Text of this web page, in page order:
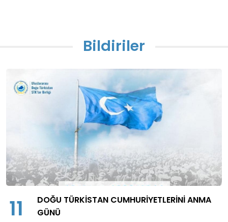
Bildiriler
11
DOĞU TÜRKISTAN CUMHURIYETLERINI ANMA
GÜNÜ